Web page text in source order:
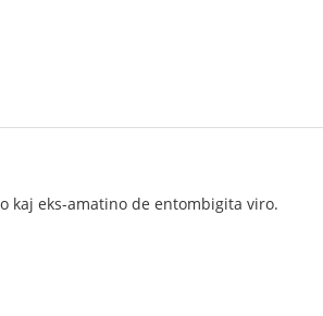
eks-amatino de entombigita viro.